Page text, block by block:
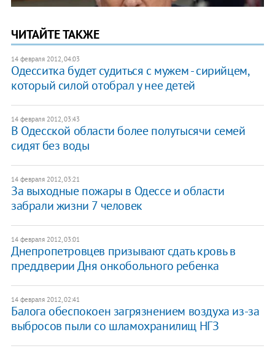
ЧИТАЙТЕ ТАКЖЕ
14 февраля 2012, 04:03
Одесситка будет судиться с мужем - сирийцем,
который силой отобрал у нее детей
14 февраля 2012, 03:43
В Одесской области более полутысячи семей
сидят без воды
14 февраля 2012, 03:21
За выходные пожары в Одессе и области
забрали жизни 7 человек
14 февраля 2012, 03:01
Днепропетровцев призывают сдать кровь в
преддверии Дня онкобольного ребенка
14 февраля 2012, 02:41
Балога обеспокоен загрязнением воздуха из-за
выбросов пыли со шламохранилищ НГЗ